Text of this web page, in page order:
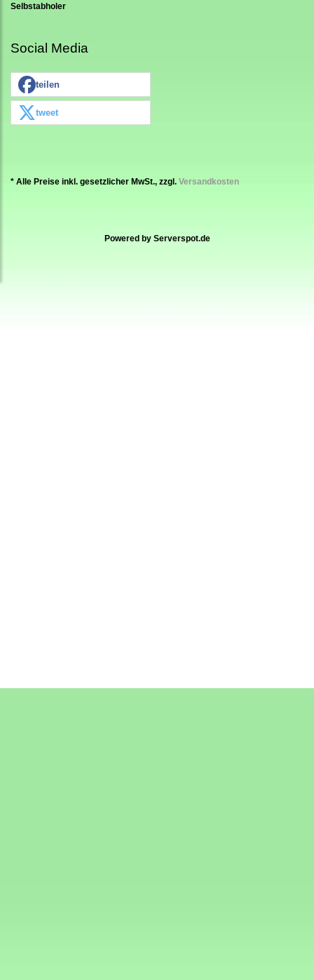
Selbstabholer
Social Media
teilen
tweet
* Alle Preise inkl. gesetzlicher MwSt., zzgl. Versandkosten
Powered by Serverspot.de